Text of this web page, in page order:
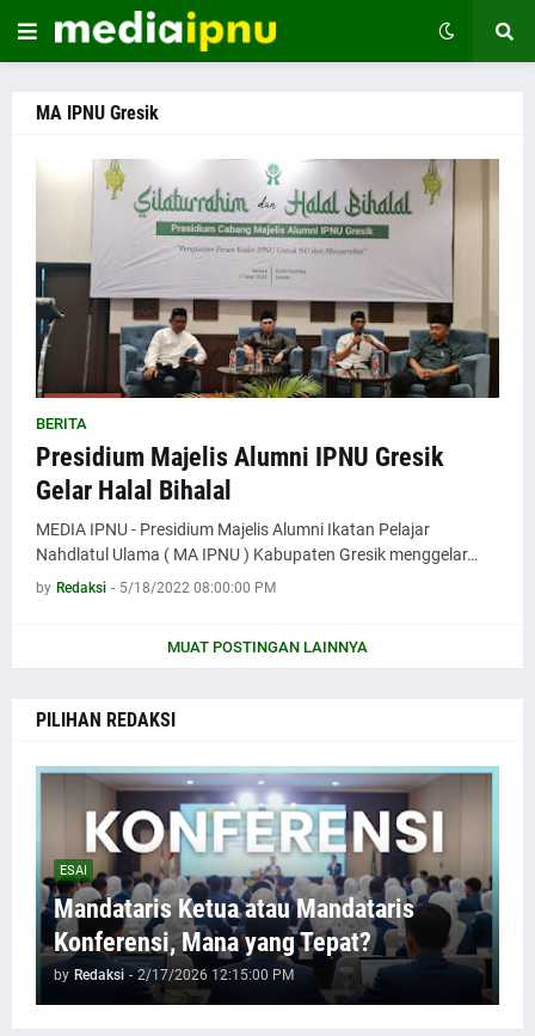
MA IPNU Gresik
BERITA
Presidium Majelis Alumni IPNU Gresik
Gelar Halal Bihalal
MEDIA IPNU - Presidium Majelis Alumni Ikatan Pelajar
Nahdlatul Ulama ( MA IPNU ) Kabupaten Gresik menggelar…
by Redaksi - 5/18/2022 08:00:00 PM
MUAT POSTINGAN LAINNYA
PILIHAN REDAKSI
ESAI
Mandataris Ketua atau Mandataris
Konferensi, Mana yang Tepat?
by Redaksi - 2/17/2026 12:15:00 PM